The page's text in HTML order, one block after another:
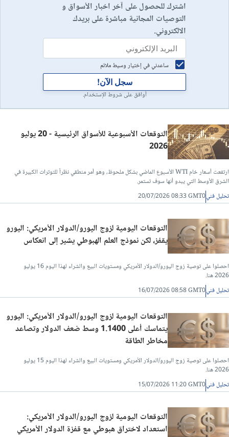
اشترك للحصول على آخر اخبار الأسواق و
التوصيات المجانية مباشرة على بريدك
الالكتروني.
ساعدني في إختيار وسيط ملائم
سجل الآن!
أوافق على شروط الإستخدام.
التوقعات الأسبوعية للأسواق الرئيسية - 20 يوليو
2026
ارتفعت أسعار خام WTI الأسبوع الماضي بشكل ملحوظ، وهو أمر منطقي نظراً للتوترات الكبيرة في
الشرق الأوسط التي يبدو أنها سوف تستمر.
تحليل فني20/07/2026 08:33 GMT0
التوقعات اليومية لزوج اليورو/الدولار الأمريكي: اليورو
يقفز، لكن نموذج العلم الهبوطي يشير إلى انعكاس
احصلوا على توصية زوج اليورو/الدولار الأمريكي ومستويات البيع والشراء لهذا اليوم 16 يوليو
2026 هنا.
تحليل فني16/07/2026 08:58 GMT0
التوقعات اليومية لزوج اليورو/الدولار الأمريكي: اليورو
يتماسك أعلى 1.1400 وسط ضعف الدولار وتصاعد
مخاطر الطاقة
احصلوا على توصية زوج اليورو/الدولار الأمريكي ومستويات البيع والشراء لهذا اليوم 15 يوليو
2026 هنا.
تحليل فني15/07/2026 11:20 GMT0
التوقعات اليومية لزوج اليورو/الدولار الأمريكي:
استعداد لاختراق هبوطي مع قفزة الدولار الأمريكي